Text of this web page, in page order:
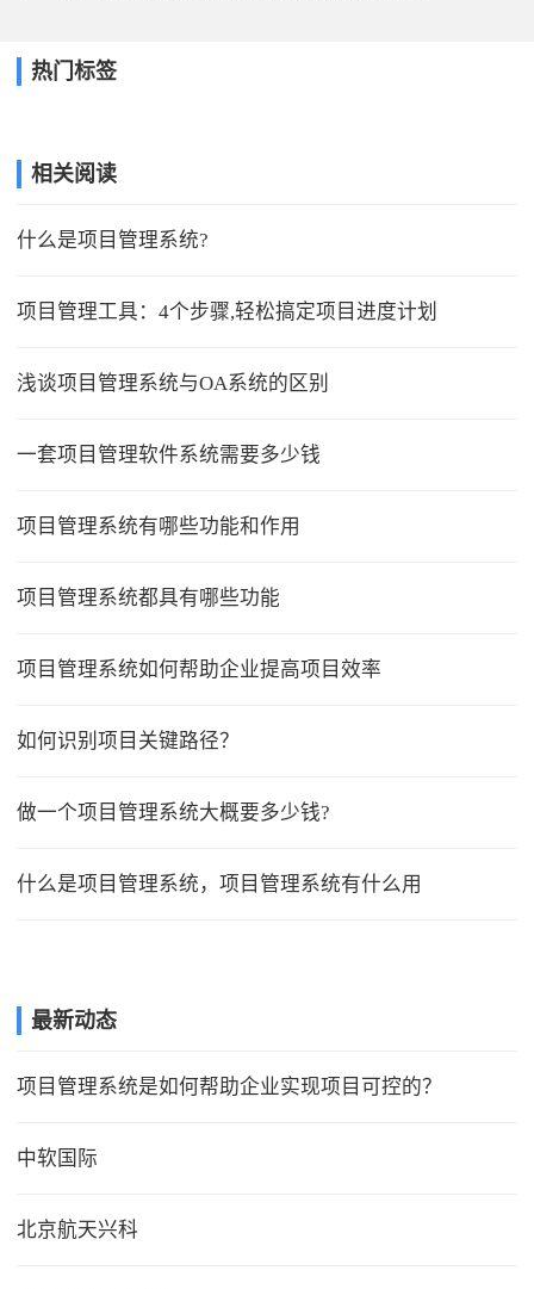
热门标签
相关阅读
什么是项目管理系统?
项目管理工具：4个步骤,轻松搞定项目进度计划
浅谈项目管理系统与OA系统的区别
一套项目管理软件系统需要多少钱
项目管理系统有哪些功能和作用
项目管理系统都具有哪些功能
项目管理系统如何帮助企业提高项目效率
如何识别项目关键路径？
做一个项目管理系统大概要多少钱?
什么是项目管理系统，项目管理系统有什么用
最新动态
项目管理系统是如何帮助企业实现项目可控的？
中软国际
北京航天兴科